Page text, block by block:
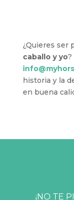
¿Quieres ser
caballo y yo?
historia y la
en buena
¡NO TE